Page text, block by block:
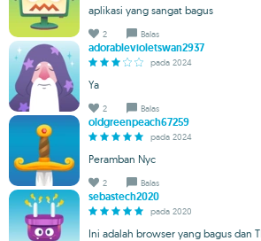
aplikasi yang sangat bagus
2 Balas
adorablevioletswan2937
pada 2024
Ya
2 Balas
oldgreenpeach67259
pada 2024
Peramban Nyc
2 Balas
sebastech2020
pada 2020
Ini adalah browser yang bagus dan